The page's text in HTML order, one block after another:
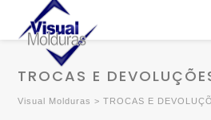
TROCAS E
Visual Molduras >TROCAS E